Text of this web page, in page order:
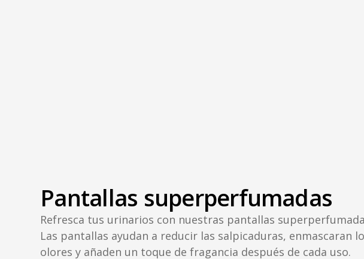
Pantallas superperfumadas
Refresca tus urinarios con nuestras pantallas
Las pantallas ayudan a reducir las salpicaduras, enmascaran
olores y añaden un toque de fragancia después de cada uso.